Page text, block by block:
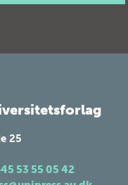
25
53 55 05 42